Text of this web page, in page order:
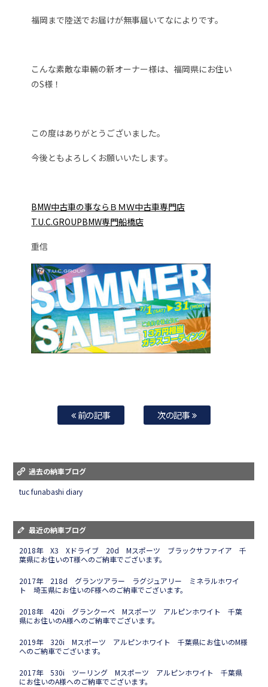
福岡まで陸送でお届けが無事届いてなによりです。
こんな素敵な車輛の新オーナー様は、福岡県にお住い
のS様！
この度はありがとうございました。
今後ともよろしくお願いいたします。
BMW中古車の事ならＢＭＷ中古車専門店
T.U.C.GROUPBMW専門船橋店
重信
前の記事 次の記事
過去の納車ブログ
tuc funabashi diary
最近の納車ブログ
2018年 X3 Xドライブ 20d Mスポーツ ブラックサファイア 千
葉県にお住いのT様へのご納車でございます。
2017年 218d グランツアラー ラグジュアリー ミネラルホワイ
ト 埼玉県にお住いのF様へのご納車でございます。
2018年 420i グランクーペ Mスポーツ アルピンホワイト 千葉
県にお住いのA様へのご納車でございます。
2019年 320i Mスポーツ アルピンホワイト 千葉県にお住いのM様
へのご納車でございます。
2017年 530i ツーリング Mスポーツ アルピンホワイト 千葉県
にお住いのA様へのご納車でございます。